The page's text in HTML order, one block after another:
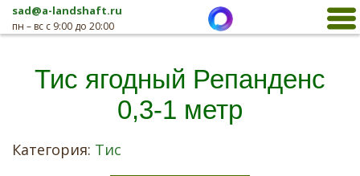
sad@a-landshaft.ru
пн – вс с 9:00 до 20:00
Тис ягодный Репанденс
0,3-1 метр
Категория: Тис